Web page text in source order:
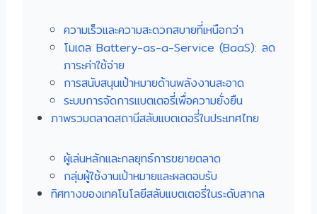
ความเร็วและความสะดวกสบายที่เหนือกว่า
โมเดล Battery-as-a-Service (BaaS): ลด
ภาระค่าใช้จ่าย
การสนับสนุนเป้าหมายด้านพลังงานสะอาด
ระบบการจัดการแบตเตอรี่เพื่อความยั่งยืน
ภาพรวมตลาดสถานีสลับแบตเตอรี่ในประเทศไทย
ผู้เล่นหลักและกลยุทธ์การขยายตลาด
กลุ่มผู้ใช้งานเป้าหมายและผลตอบรับ
ทิศทางของเทคโนโลยีสลับแบตเตอรี่ในระดับสากล